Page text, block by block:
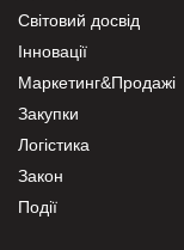
Світовий досвід
Інновації
Маркетинг&Продажі
Закупки
Логістика
Закон
Події